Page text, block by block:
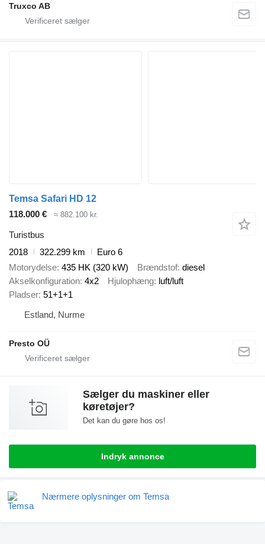
Truxco AB
Temsa Safari HD 12
118.000 €
≈ 882.100 kr.
Turistbus
2018
322.299 km
Euro 6
Motorydelse 435 HK (320 kW) Brændstof diesel
Akselkonfiguration 4x2 Hjulophæng luft/luft
Pladser 51+1+1
Estland, Nurme
Presto OÜ
Sælger du maskiner eller
køretøjer?
Det kan du gøre hos os!
Indryk annonce
Nærmere oplysninger om Temsa